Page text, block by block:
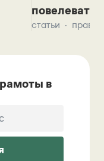
повелевать
статьи
в